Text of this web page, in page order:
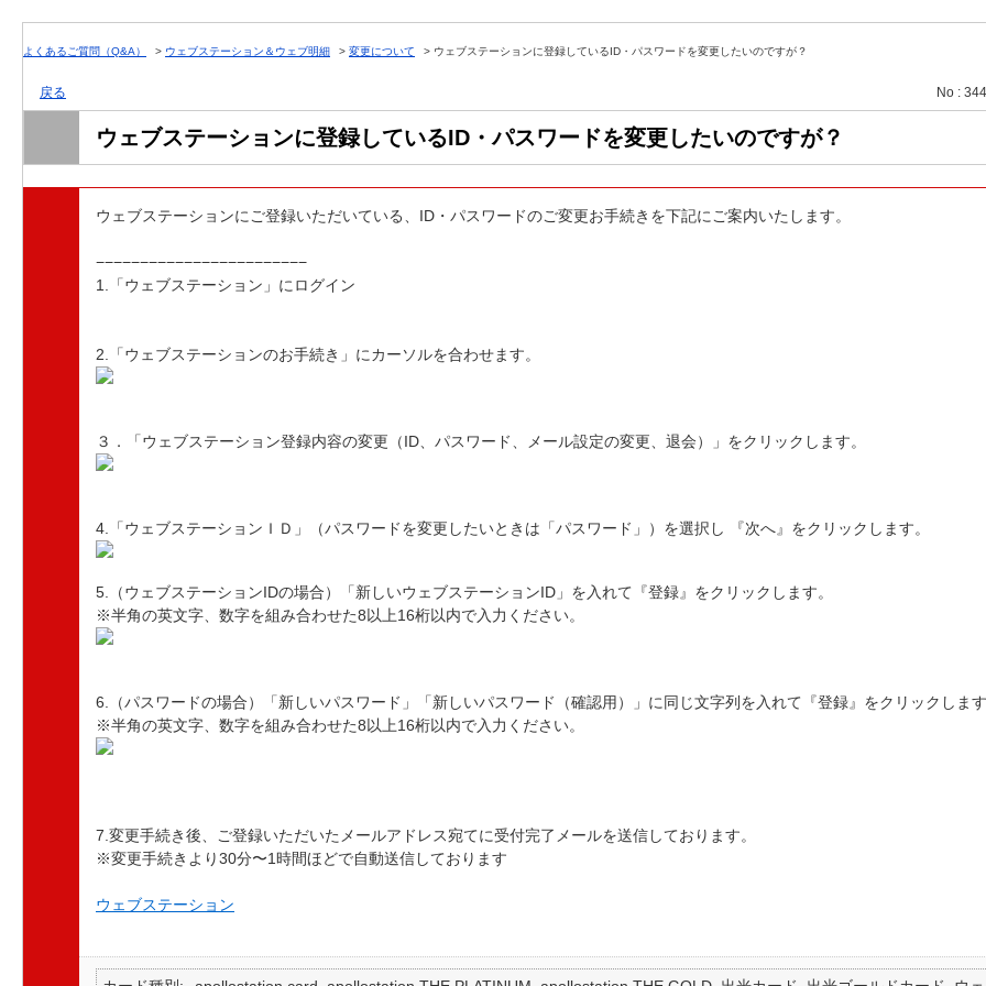
よくあるご質問（Q&A） > ウェブステーション＆ウェブ明細 > 変更について > ウェブステーションに登録しているID・パスワードを変更したいのですが？
戻る No : 344
ウェブステーションに登録しているID・パスワードを変更したいのですが？
ウェブステーションにご登録いただいている、ID・パスワードのご変更お手続きを下記にご案内いたします。
−−−−−−−−−−−−−−−−−−−−−−−−
1.「ウェブステーション」にログイン
2.「ウェブステーションのお手続き」にカーソルを合わせます。
３．「ウェブステーション登録内容の変更（ID、パスワード、メール設定の変更、退会）」をクリックします。
4.「ウェブステーションＩＤ」（パスワードを変更したいときは「パスワード」）を選択し 『次へ』をクリックします。
5.（ウェブステーションIDの場合）「新しいウェブステーションID」を入れて『登録』をクリックします。
※半角の英文字、数字を組み合わせた8以上16桁以内で入力ください。
6.（パスワードの場合）「新しいパスワード」「新しいパスワード（確認用）」に同じ文字列を入れて『登録』をクリックしま
※半角の英文字、数字を組み合わせた8以上16桁以内で入力ください。
7.変更手続き後、ご登録いただいたメールアドレス宛てに受付完了メールを送信しております。
※変更手続きより30分〜1時間ほどで自動送信しております
ウェブステーション